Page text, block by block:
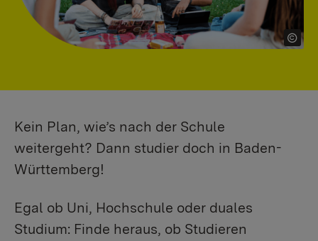
Kein Plan, wie’s nach der Schule
weitergeht? Dann studier doch in Baden-
Württemberg!
Egal ob Uni, Hochschule oder duales
Studium: Finde heraus, ob Studieren